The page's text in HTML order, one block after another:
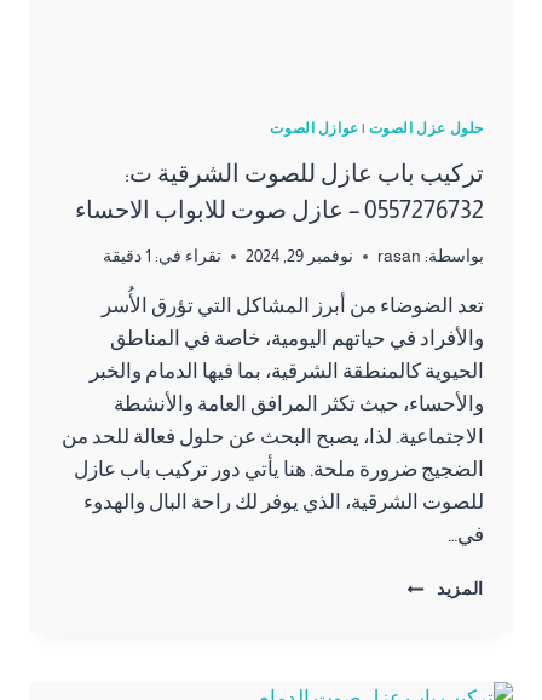
حلول عزل الصوت | عوازل الصوت
تركيب باب عازل للصوت الشرقية ت:
0557276732 – عازل صوت للابواب الاحساء
بواسطة: rasan نوفمبر 29, 2024 تقراء في: دقيقة
تعد الضوضاء من أبرز المشاكل التي تؤرق الأُسر
والأفراد في حياتهم اليومية، خاصة في المناطق
الحيوية كالمنطقة الشرقية، بما فيها الدمام والخبر
والأحساء، حيث تكثر المرافق العامة والأنشطة
الاجتماعية. لذا، يصبح البحث عن حلول فعالة للحد من
الضجيج ضرورة ملحة. هنا يأتي دور تركيب باب عازل
للصوت الشرقية، الذي يوفر لك راحة البال والهدوء
في…
المزيد
تركيب
الشرقية